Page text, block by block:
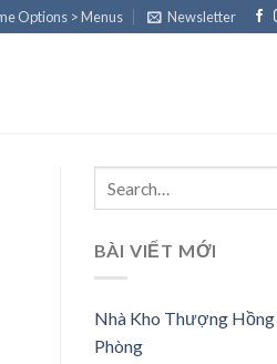
Options > Menus Newsletter
BÀI VIẾT MỚI
Nhà Kho Thượng
Phòng